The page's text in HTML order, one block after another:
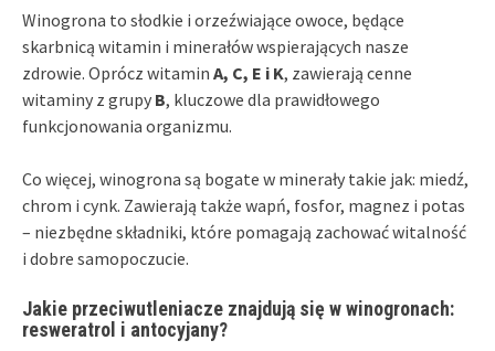
Winogrona to słodkie i orzeźwiające owoce, będące
skarbnicą witamin i minerałów wspierających nasze
zdrowie. Oprócz witamin A, C, E i K, zawierają cenne
witaminy z grupy B, kluczowe dla prawidłowego
funkcjonowania organizmu.
Co więcej, winogrona są bogate w minerały takie jak: miedź,
chrom i cynk. Zawierają także wapń, fosfor, magnez i potas
– niezbędne składniki, które pomagają zachować witalność
i dobre samopoczucie.
Jakie przeciwutleniacze znajdują się w winogronach:
resweratrol i antocyjany?